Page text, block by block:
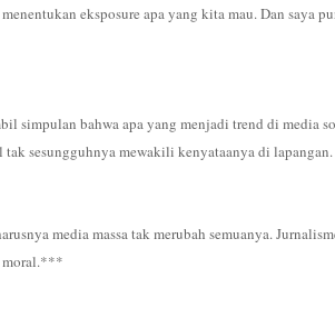
eksposure apa yang kita mau. Dan saya
simpulan bahwa apa yang menjadi trend di media
sesungguhnya mewakili kenyataanya di lapangan.
media massa tak merubah semuanya.
moral.***